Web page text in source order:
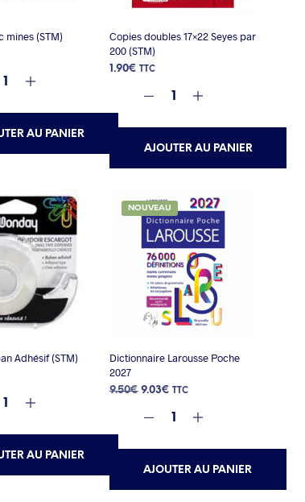
mines (STM)
AU PANIER
Copies doubles 17×22 Seyes par
200 (STM)
1.90€ TTC
AJOUTER AU PANIER
Adhésif (STM)
AU PANIER
NOUVEAU
Dictionnaire Larousse Poche
2027
9.50€ Le
initial
9.50€.
9.03€Le
actuel
9.03€.
TTC
AJOUTER AU PANIER